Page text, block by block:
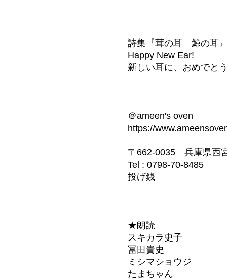
詩集『茸の耳 鯨の耳
Happy New Ear!
新しい耳に、おめでと
＠ameen's oven
https://
〒662-0035 兵庫県西
Tel : 0798-70-8485
投げ銭
★朗読
スキカラ史子
冨田貴史
ミシマショウジ
たまちゃん